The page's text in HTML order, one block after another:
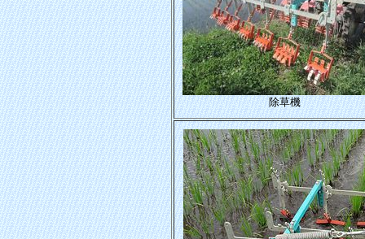
除草機